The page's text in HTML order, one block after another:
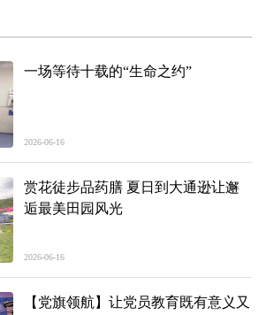
一场等待十载的“生命之约”
2026-06-16
赏花徒步品药膳 夏日到大通逊让邂
逅最美田园风光
2026-06-16
【党旗领航】让党员教育既有意义又